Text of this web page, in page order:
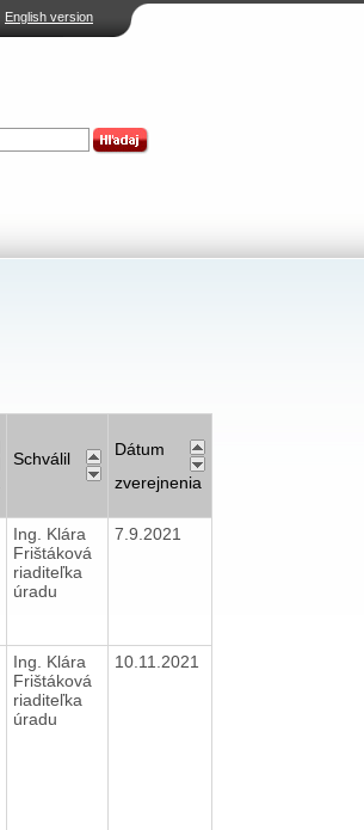
English version
Schválil
Dátum
zverejnenia
Ing. Klára
Frištáková
riaditeľka
úradu
7.9.2021
Ing. Klára
Frištáková
riaditeľka
úradu
10.11.2021